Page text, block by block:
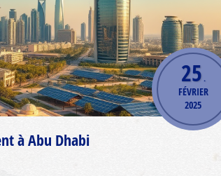
25.
FÉVRIER
2025
à Abu Dhabi